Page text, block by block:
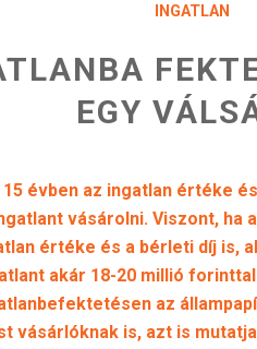
INGATLAN
EGY
évben az ingatlan értéke
vásárolni. Viszont, ha
értéke és a bérleti díj is,
akár 18-20 millió
az
vásárlóknak is, azt is